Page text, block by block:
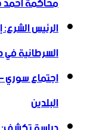
الرئيس
السرطانية في
اجتماع سوري
البلدين